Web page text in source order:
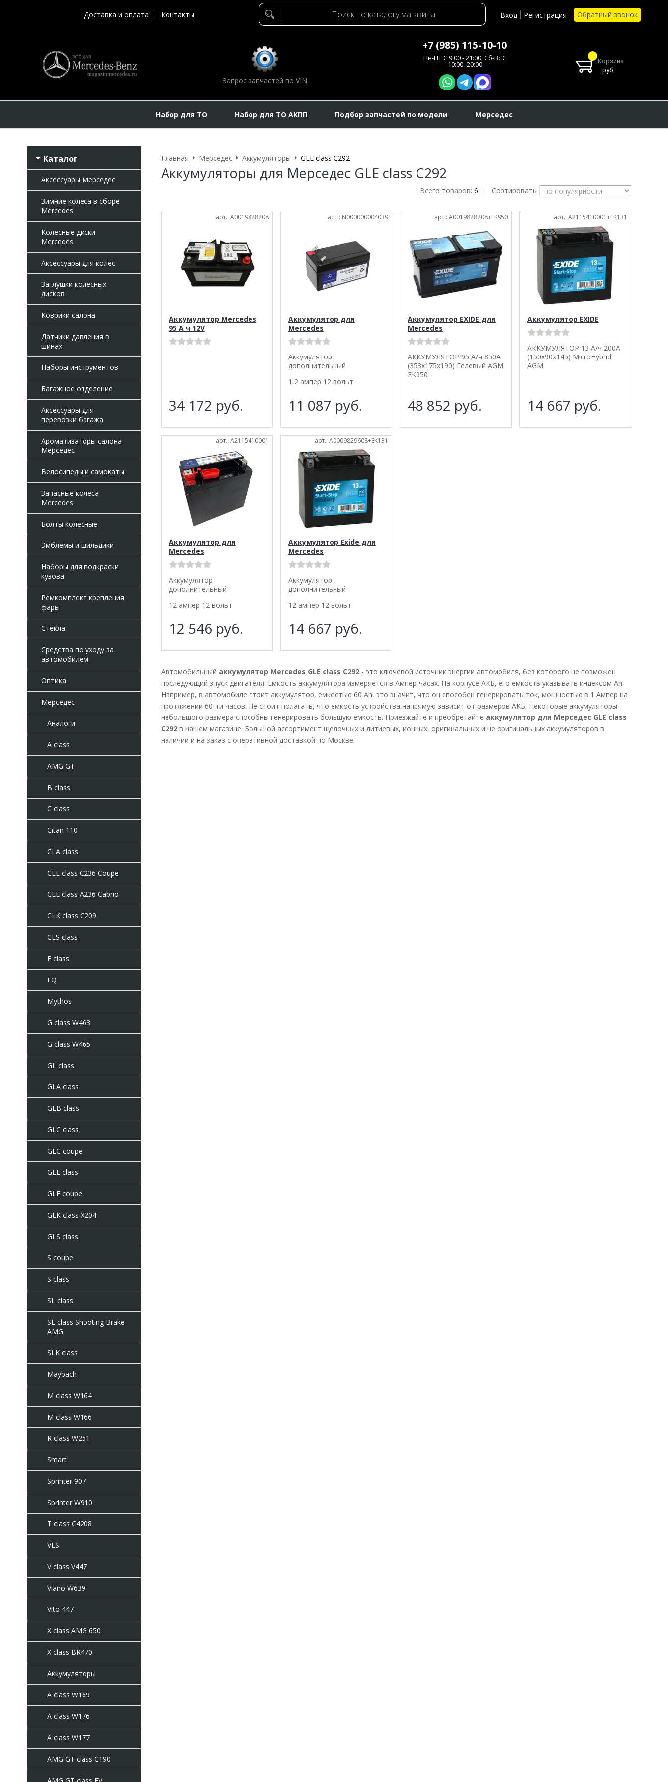
Доставка и оплата Контакты Вход Регистрация Обратный звонок
Запрос запчастей по VIN
+7 (985) 115-10-10
Пн-Пт C 9:00 - 21:00, Сб-Вс С
10:00 -20:00
Корзина
руб.
Набор для ТО Набор для ТО АКПП Подбор запчастей по модели Мерседес
Каталог
Аксессуары Мерседес
Зимние колеса в сборе
Mercedes
Колесные диски
Mercedes
Аксессуары для колес
Заглушки колесных
дисков
Коврики салона
Датчики давления в
шинах
Наборы инструментов
Багажное отделение
Аксессуары для
перевозки багажа
Ароматизаторы салона
Мерседес
Велосипеды и самокаты
Запасные колеса
Mercedes
Болты колесные
Эмблемы и шильдики
Наборы для подкраски
кузова
Ремкомплект крепления
фары
Стекла
Средства по уходу за
автомобилем
Оптика
Мерседес
Аналоги
A class
AMG GT
B class
C class
Citan 110
CLA class
CLE class C236 Coupe
CLE class A236 Cabrio
CLK class C209
CLS class
E class
EQ
Mythos
G class W463
G class W465
GL class
GLA class
GLB class
GLC class
GLC coupe
GLE class
GLE coupe
GLK class X204
GLS class
S coupe
S class
SL class
SL class Shooting Brake
AMG
SLK class
Maybach
M class W164
M class W166
R class W251
Smart
Sprinter 907
Sprinter W910
T class C4208
VLS
V class V447
Viano W639
Vito 447
X class AMG 650
X class BR470
Аккумуляторы
A class W169
A class W176
A class W177
AMG GT class C190
Главная Мерседес Аккумуляторы GLE class C292
Аккумуляторы для Мерседес GLE class C292
Всего товаров: 6 | Сортировать
арт.: A0019828208
Аккумулятор Mercedes
95 А ч 12V
34 172 руб.
арт.: N000000004039
Аккумулятор для
Mercedes
Аккумулятор
дополнительный
1,2 ампер 12 вольт
11 087 руб.
арт.: A0019828208+EK950
Аккумулятор EXIDE для
Mercedes
АККУМУЛЯТОР 95 А/ч 850A
(353x175x190) Гелевый AGM
EK950
48 852 руб.
арт.: A2115410001+EK131
Аккумулятор EXIDE
АККУМУЛЯТОР 13 А/ч 200A
(150x90x145) MicroHybrid
AGM
14 667 руб.
арт.: A2115410001
Аккумулятор для
Mercedes
Аккумулятор
дополнительный
12 ампер 12 вольт
12 546 руб.
арт.: A0009829608+EK131
Аккумулятор Exide для
Mercedes
Аккумулятор
дополнительный
12 ампер 12 вольт
14 667 руб.
Автомобильный аккумулятор Mercedes GLE class C292- это ключевой источник энергии автомобиля, без которого не возможен
последующий зпуск двигателя. Емкость аккумулятора измеряется в Ампер-часах. На корпусе АКБ, его емкость указывать индексом Ah.
Например, в автомобиле стоит аккумулятор, емкостью 60 Ah, это значит, что он способен генерировать ток, мощностью в 1 Ампер на
протяжении 60-ти часов. Не стоит полагать, что емкость устройства напрямую зависит от размеров АКБ. Некоторые аккумуляторы
небольшого размера способны генерировать большую емкость. Приезжайте и преобретайте аккумулятор для Мерседес GLE class
C292в нашем магазине. Большой ассортимент щелочных и литиевых, ионных, оригинальных и не оригинальных аккумуляторов в
наличии и на заказ с оперативной доставкой по Москве.